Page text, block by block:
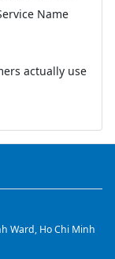
Name
actually use
Ward, Ho Chi Minh